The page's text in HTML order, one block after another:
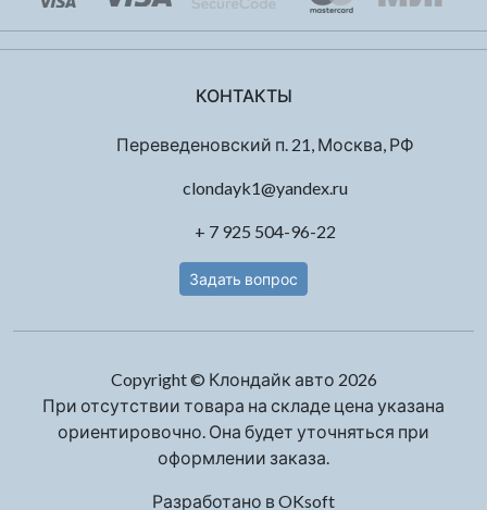
КОНТАКТЫ
Переведеновский п. 21, Москва, РФ
clondayk1@yandex.ru
+ 7 925 504-96-22
Задать вопрос
Copyright © Клондайк авто 2026
При отсутствии товара на складе цена указана
ориентировочно. Она будет уточняться при
оформлении заказа.
Разработано в OKsoft